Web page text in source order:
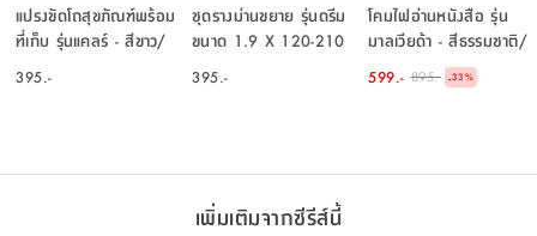
แปรงขัดโถสุขภัณฑ์พร้อม
ที่เก็บ รุ่นแคลร์ - สีขาว/
ทอง
395.-
ชุดรางม่านขยาย รุ่นดรีม
ขนาด 1.9 X 120-210
ซม. - สีขาว
395.-
โคมไฟอ่านหนังสือ รุ่น
มาลเวียด้า - สีธรรมชาติ/
ขาว
599.- 895.- -33%
เพิ่มเติมจากซีรีส์นี้